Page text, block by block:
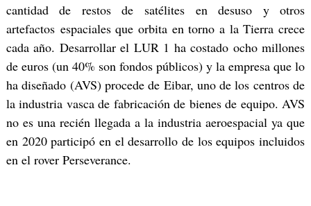
cantidad de restos de satélites en desuso y otros
artefactos espaciales que orbita en torno a la Tierra crece
cada año. Desarrollar el LUR 1 ha costado ocho millones
de euros (un 40% son fondos públicos) y la empresa que lo
ha diseñado (AVS) procede de Eibar, uno de los centros de
la industria vasca de fabricación de bienes de equipo. AVS
no es una recién llegada a la industria aeroespacial ya que
en 2020 participó en el desarrollo de los equipos incluidos
en el rover Perseverance.